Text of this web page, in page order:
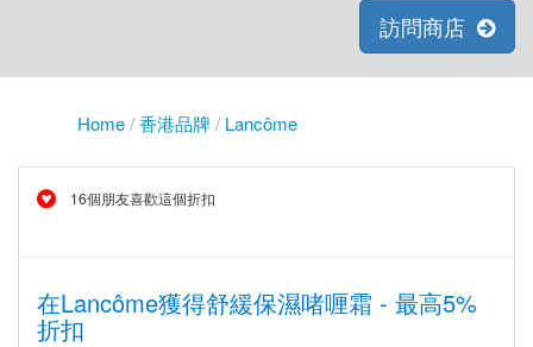
訪問商店
Home/香港品牌/ Lancôme
16個朋友喜歡這個折扣
在Lancôme獲得舒緩保濕啫喱霜 - 最高5%
折扣